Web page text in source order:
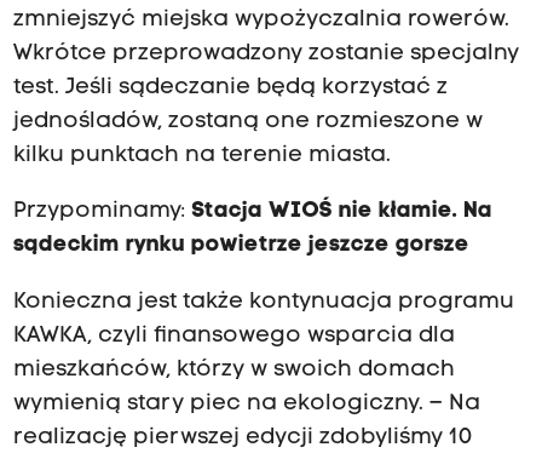
zmniejszyć miejska wypożyczalnia rowerów.
Wkrótce przeprowadzony zostanie specjalny
test. Jeśli sądeczanie będą korzystać z
jednośladów, zostaną one rozmieszone w
kilku punktach na terenie miasta.
Przypominamy: Stacja WIOŚ nie kłamie. Na
sądeckim rynku powietrze jeszcze gorsze
Konieczna jest także kontynuacja programu
KAWKA, czyli finansowego wsparcia dla
mieszkańców, którzy w swoich domach
wymienią stary piec na ekologiczny. – Na
realizację pierwszej edycji zdobyliśmy 10